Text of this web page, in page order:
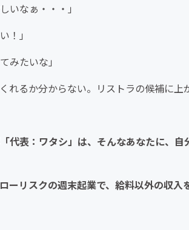
いなぁ・・・」
！」
みたいな」
れるか分からない。リストラの候補に上
代表：ワタシ」は、そんなあなたに、
ーリスクの週末起業で、給料以外の収入